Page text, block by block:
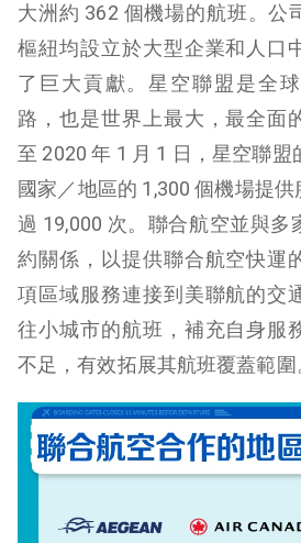
大洲約 362 個機場的航班。公
樞紐均設立於大型企業和人口
了巨大貢獻。星空聯盟是全
路，也是世界上最大，最全面
至 2020 年 1 月 1 日，星空聯盟
國家／地區的 1,300 個機場提
過 19,000 次。聯合航空並與多
約關係，以提供聯合航空快運
項區域服務連接到美聯航的交
往小城市的航班，補充自身服
不足，有效拓展其航班覆蓋範圍